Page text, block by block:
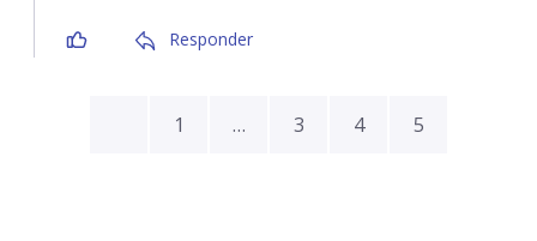
Responder
1 … 3 4 5